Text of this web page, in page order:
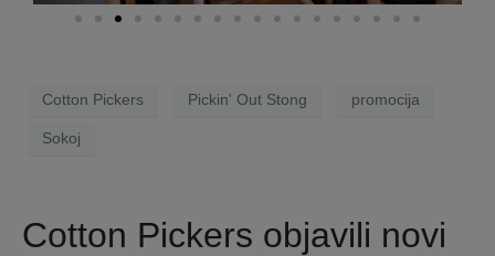
Cotton Pickers Pickin' Out Stong promocija
Sokoj
Cotton Pickers objavili novi